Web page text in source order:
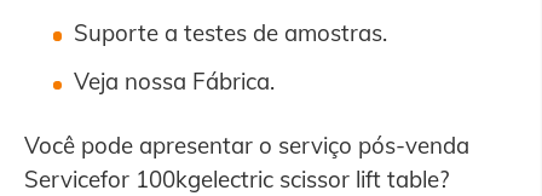
Suporte a testes de amostras.
Veja nossa Fábrica.
Você pode apresentar o serviço pós-venda
Servicefor 100kgelectric scissor lift table?